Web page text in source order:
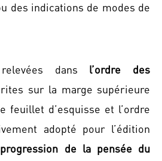
des indications de modes de
dans l’ordre des
sur la marge supérieure
feuillet d’esquisse et l’ordre
adopté pour l’édition
progression de la pensée du